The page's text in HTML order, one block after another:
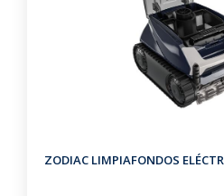
ZODIAC LIMPIAFONDOS